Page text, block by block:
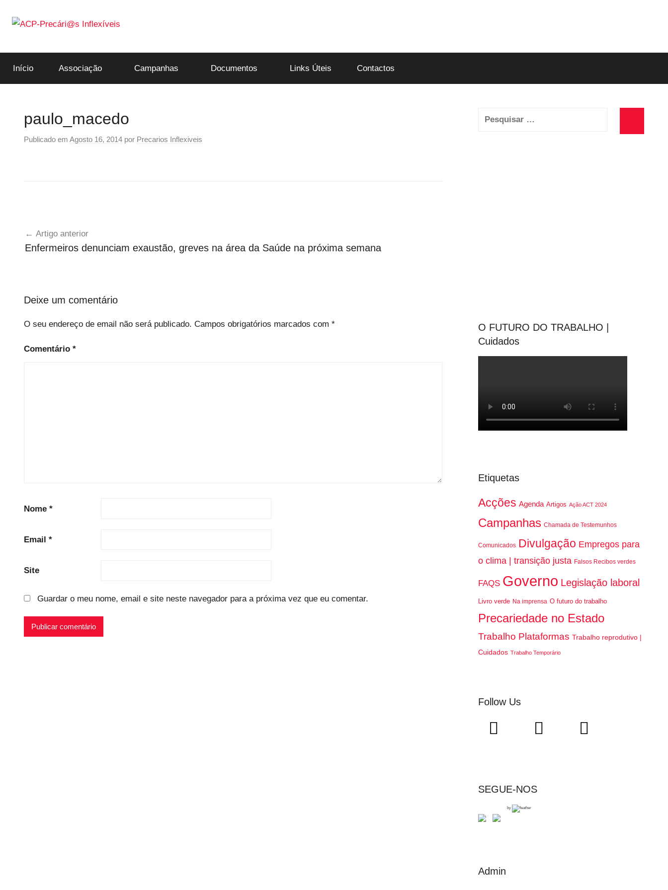
para
ACP-
Precári@s
Início Associação Campanhas Documentos Links Úteis Contactos
paulo_macedo
Publicado em Agosto 16, 2014 por Precarios Inflexiveis
Artigo anterior
Enfermeiros denunciam exaustão, greves na área da Saúde na próxima semana
Deixe um comentário
O seu endereço de email não será publicado. Campos obrigatórios marcados com *
Comentário *
Nome *
Email *
Site
Guardar o meu nome, email e site neste navegador para a próxima vez que eu comentar.
Pesquisar
O FUTURO DO TRABALHO |
Cuidados
Etiquetas
Acções Agenda Artigos Ação ACT 2024
Campanhas Chamada de Testemunhos
Comunicados Divulgação Empregos para
o clima | transição justa Falsos Recibos verdes
FAQS Governo Legislação laboral
Livro verde Na imprensa O futuro do trabalho
Precariedade no Estado
Trabalho Plataformas Trabalho reprodutivo |
Cuidados Trabalho Temporário
Follow Us
SEGUE-NOS
by
Admin